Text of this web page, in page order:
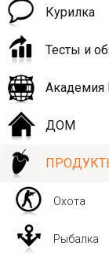
Курилка
Тесты и
ДОМ
Охота
Рыбалка